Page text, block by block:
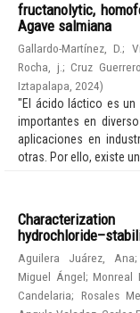
fructanolytic,
Agave salmiana
Gallardo-Martínez, D.;
Rocha, j. ;Cruz
Iztapalapa 2024)
"El ácido láctico es
importantes en
aplicaciones en
otras. Por ello, existe
Aguilera Juárez, Ana;
Miguel Ángel;Monreal
Candelaria; Rosales